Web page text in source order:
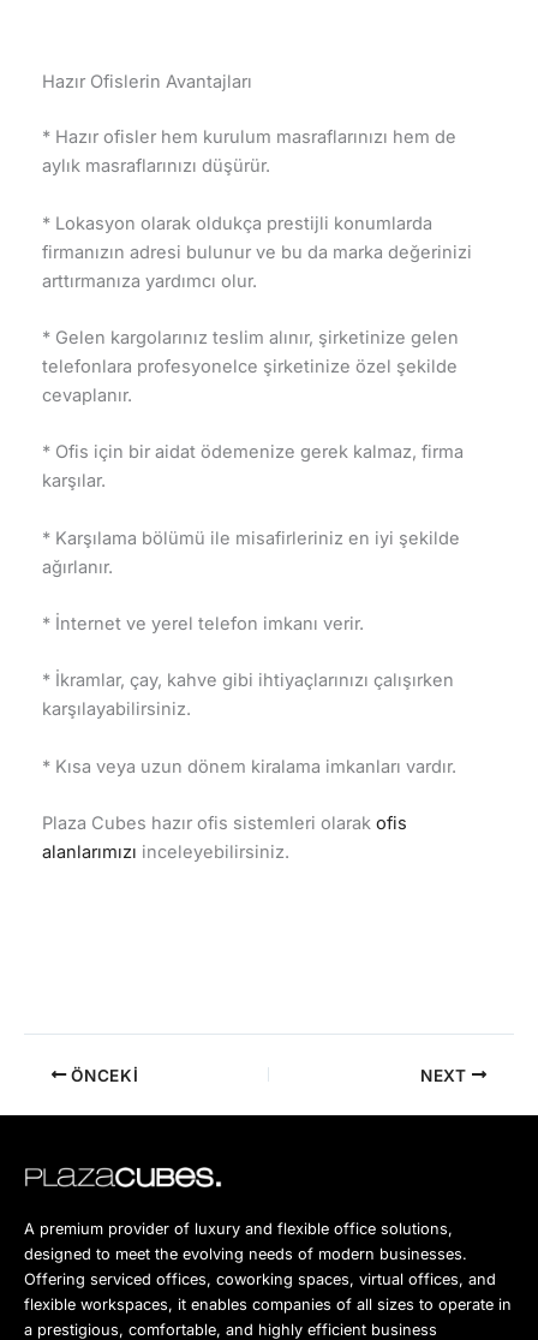
Hazır Ofislerin Avantajları
* Hazır ofisler hem kurulum masraflarınızı hem de
aylık masraflarınızı düşürür.
* Lokasyon olarak oldukça prestijli konumlarda
firmanızın adresi bulunur ve bu da marka değerinizi
arttırmanıza yardımcı olur.
* Gelen kargolarınız teslim alınır, şirketinize gelen
telefonlara profesyonelce şirketinize özel şekilde
cevaplanır.
* Ofis için bir aidat ödemenize gerek kalmaz, firma
karşılar.
* Karşılama bölümü ile misafirleriniz en iyi şekilde
ağırlanır.
* İnternet ve yerel telefon imkanı verir.
* İkramlar, çay, kahve gibi ihtiyaçlarınızı çalışırken
karşılayabilirsiniz.
* Kısa veya uzun dönem kiralama imkanları vardır.
Plaza Cubes hazır ofis sistemleri olarak ofis
alanlarımızı inceleyebilirsiniz.
ÖNCEKI NEXT
A premium provider of luxury and flexible office solutions,
designed to meet the evolving needs of modern businesses.
Offering serviced offices, coworking spaces, virtual offices, and
flexible workspaces, it enables companies of all sizes to operate in
a prestigious, comfortable, and highly efficient business